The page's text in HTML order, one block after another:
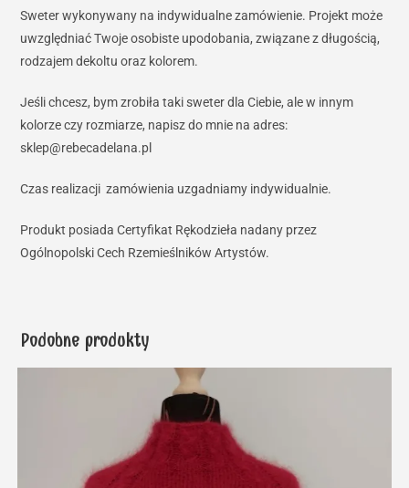
Sweter wykonywany na indywidualne zamówienie. Projekt może
uwzględniać Twoje osobiste upodobania, związane z długością,
rodzajem dekoltu oraz kolorem.
Jeśli chcesz, bym zrobiła taki sweter dla Ciebie, ale w innym
kolorze czy rozmiarze, napisz do mnie na adres:
sklep@rebecadelana.pl
Czas realizacji zamówienia uzgadniamy indywidualnie.
Produkt posiada Certyfikat Rękodzieła nadany przez
Ogólnopolski Cech Rzemieślników Artystów.
Podobne produkty